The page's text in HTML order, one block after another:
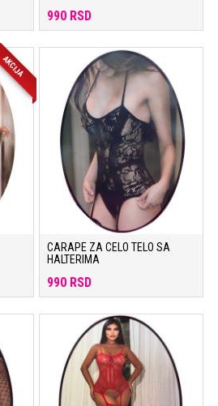
990 RSD
AKCIJA
CARAPE ZA CELO TELO SA
HALTERIMA
990 RSD